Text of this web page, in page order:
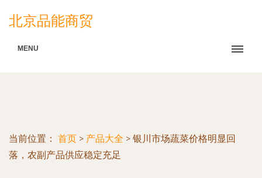
北京品能商贸
MENU
当前位置： 首页 > 产品大全 > 银川市场蔬菜价格明显回
落，农副产品供应稳定充足